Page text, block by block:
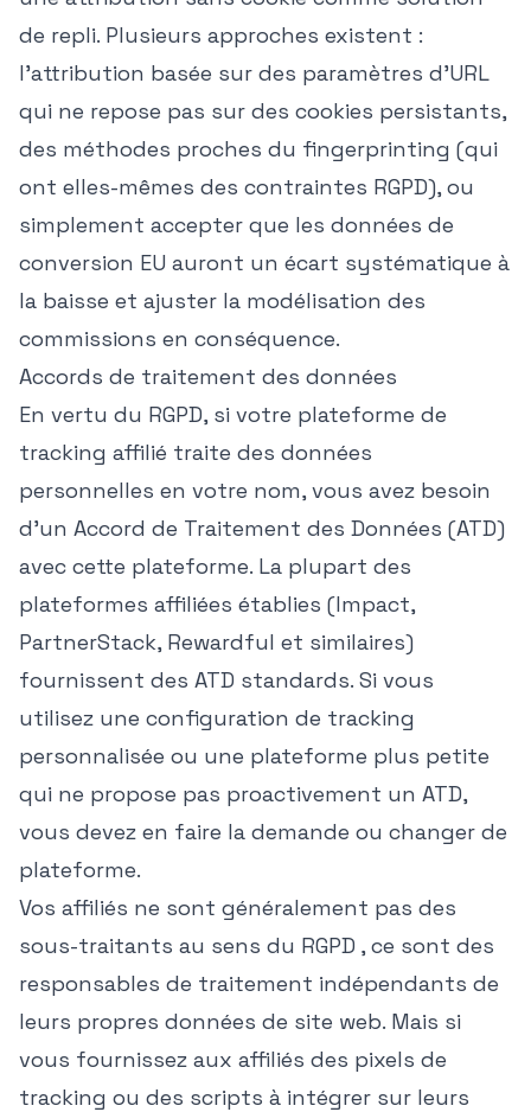
de repli. Plusieurs approches existent :
l'attribution basée sur des paramètres d'URL
qui ne repose pas sur des cookies persistants,
des méthodes proches du fingerprinting (qui
ont elles-mêmes des contraintes RGPD), ou
simplement accepter que les données de
conversion EU auront un écart systématique à
la baisse et ajuster la modélisation des
commissions en conséquence.
Accords de traitement des données
En vertu du RGPD, si votre plateforme de
tracking affilié traite des données
personnelles en votre nom, vous avez besoin
d'un Accord de Traitement des Données (ATD)
avec cette plateforme. La plupart des
plateformes affiliées établies (Impact,
PartnerStack, Rewardful et similaires)
fournissent des ATD standards. Si vous
utilisez une configuration de tracking
personnalisée ou une plateforme plus petite
qui ne propose pas proactivement un ATD,
vous devez en faire la demande ou changer de
plateforme.
Vos affiliés ne sont généralement pas des
sous-traitants au sens du RGPD , ce sont des
responsables de traitement indépendants de
leurs propres données de site web. Mais si
vous fournissez aux affiliés des pixels de
tracking ou des scripts à intégrer sur leurs